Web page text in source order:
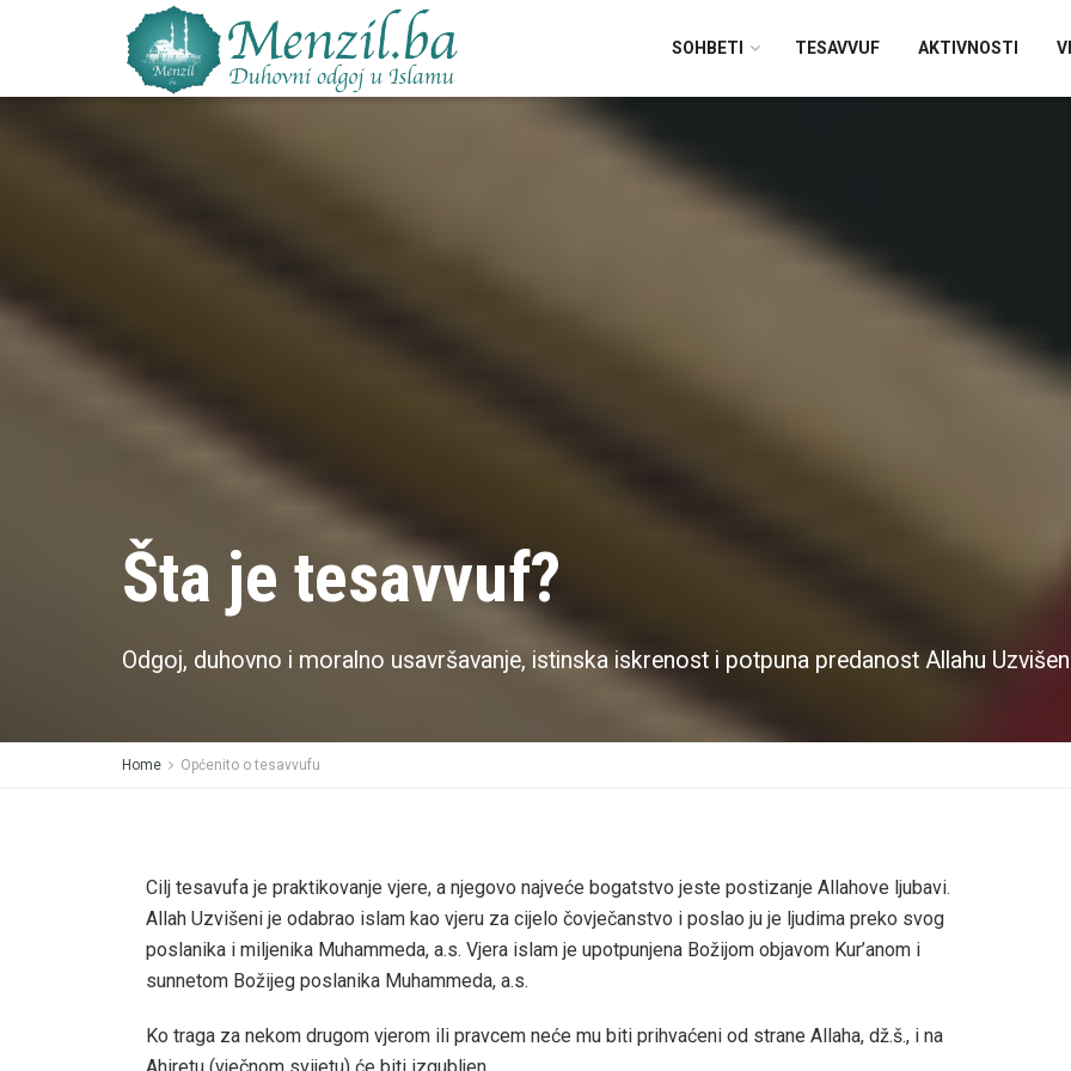
SOHBETI TESAVVUF AKTIVNOSTI
Šta je tesavvuf?
Odgoj, duhovno i moralno usavršavanje, istinska iskrenost i potpuna predanost Allahu
Home Općenito o tesavvufu
Cilj tesavufa je praktikovanje vjere, a njegovo najveće bogatstvo jeste postizanje Allahove ljubavi.
Allah Uzvišeni je odabrao islam kao vjeru za cijelo čovječanstvo i poslao ju je ljudima preko svog
poslanika i miljenika Muhammeda, a.s. Vjera islam je upotpunjena Božijom objavom Kur’anom i
sunnetom Božijeg poslanika Muhammeda, a.s.
Ko traga za nekom drugom vjerom ili pravcem neće mu biti prihvaćeni od strane Allaha, dž.š., i na